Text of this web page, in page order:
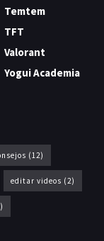
Temtem
TFT
Valorant
Yogui Academia
(12)
editar videos (2)